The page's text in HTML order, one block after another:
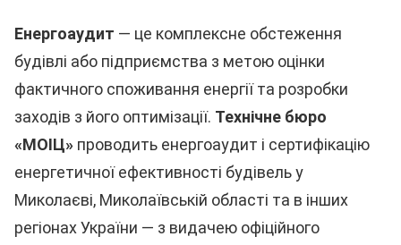
Енергоаудит — це комплексне обстеження
будівлі або підприємства з метою оцінки
фактичного споживання енергії та розробки
заходів з його оптимізації. Технічне бюро
«МОІЦ» проводить енергоаудит і сертифікацію
енергетичної ефективності будівель у
Миколаєві, Миколаївській області та в інших
регіонах України — з видачею офіційного